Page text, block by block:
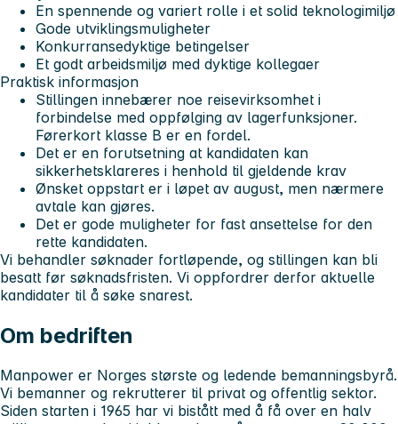
En spennende og variert rolle i et solid teknologimiljø
Gode utviklingsmuligheter
Konkurransedyktige betingelser
Et godt arbeidsmiljø med dyktige kollegaer
Praktisk informasjon
Stillingen innebærer noe reisevirksomhet i
forbindelse med oppfølging av lagerfunksjoner.
Førerkort klasse B er en fordel.
Det er en forutsetning at kandidaten kan
sikkerhetsklareres i henhold til gjeldende krav
Ønsket oppstart er i løpet av august, men nærmere
avtale kan gjøres.
Det er gode muligheter for fast ansettelse for den
rette kandidaten.
Vi behandler søknader fortløpende, og stillingen kan bli
besatt før søknadsfristen. Vi oppfordrer derfor aktuelle
kandidater til å søke snarest.
Om bedriften
Manpower er Norges største og ledende bemanningsbyrå.
Vi bemanner og rekrutterer til privat og offentlig sektor.
Siden starten i 1965 har vi bistått med å få over en halv